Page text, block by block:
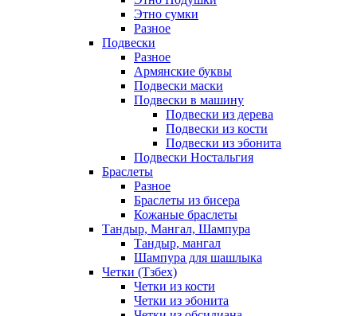
Этно сумки
Разное
Подвески
Разное
Армянские буквы
Подвески маски
Подвески в машину
Подвески из дерева
Подвески из кости
Подвески из эбонита
Подвески Ностальгия
Браслеты
Разное
Браслеты из бисера
Кожаные браслеты
Тандыр, Мангал, Шампура
Тандыр, мангал
Шампура для шашлыка
Четки (Тзбех)
Четки из кости
Четки из эбонита